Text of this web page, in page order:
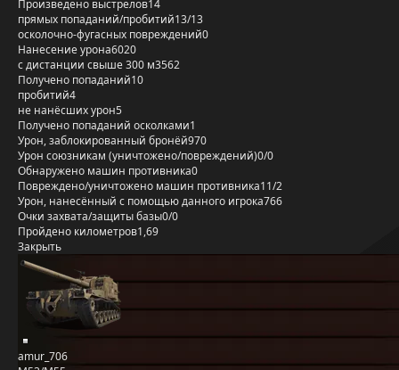
Произведено выстрелов14
прямых попаданий/пробитий13/13
осколочно-фугасных повреждений0
Нанесение урона6020
с дистанции свыше 300 м3562
Получено попаданий10
пробитий4
не нанёсших урон5
Получено попаданий осколками1
Урон, заблокированный бронёй970
Урон союзникам (уничтожено/повреждений)0/0
Обнаружено машин противника0
Повреждено/уничтожено машин противника11/2
Урон, нанесённый с помощью данного игрока766
Очки захвата/защиты базы0/0
Пройдено километров1,69
Закрыть
amur_706